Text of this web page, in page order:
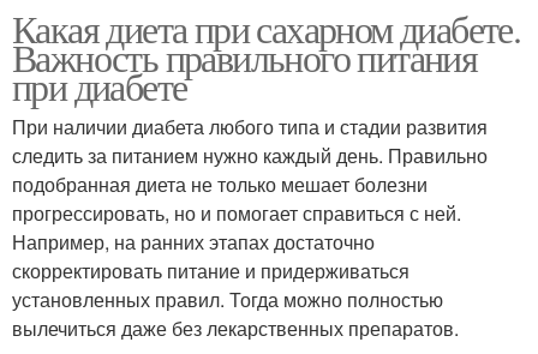
Какая диета при сахарном диабете.
Важность правильного питания
при диабете
При наличии диабета любого типа и стадии развития
следить за питанием нужно каждый день. Правильно
подобранная диета не только мешает болезни
прогрессировать, но и помогает справиться с ней.
Например, на ранних этапах достаточно
скорректировать питание и придерживаться
установленных правил. Тогда можно полностью
вылечиться даже без лекарственных препаратов.